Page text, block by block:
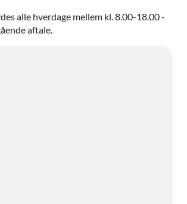
alle hverdage mellem kl. 8.00-18.00 -
aftale.